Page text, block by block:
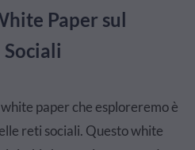
Paper sul
paper che esploreremo è
reti sociali. Questo white